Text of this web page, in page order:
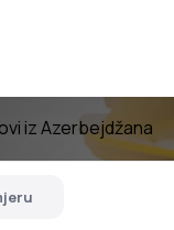
iz Azerbejdžana